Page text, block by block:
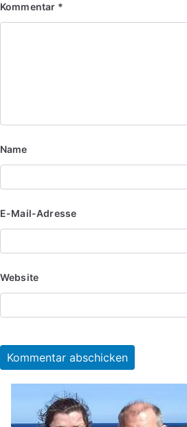
Kommentar *
Name
E-Mail-Adresse
Website